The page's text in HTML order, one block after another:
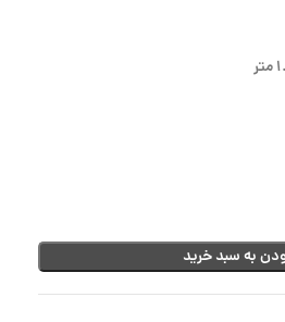
به سبد خرید